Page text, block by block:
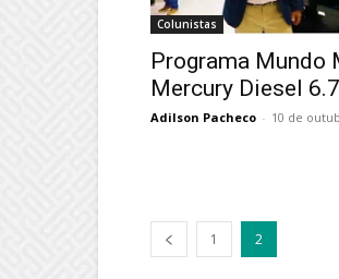
Colunistas
Programa Mundo
Mercury Diesel
Adilson Pacheco - 10 de
1 2